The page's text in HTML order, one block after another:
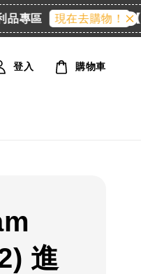
專區 現在去購物！ 【
登入 購物車
進